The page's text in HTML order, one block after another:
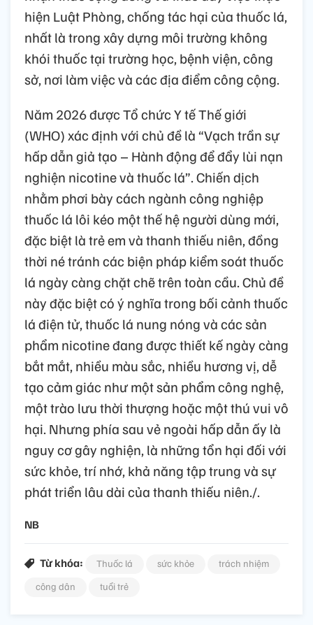
hiện Luật Phòng, chống tác hại của thuốc lá,
nhất là trong xây dựng môi trường không
khói thuốc tại trường học, bệnh viện, công
sở, nơi làm việc và các địa điểm công cộng.
Năm 2026 được Tổ chức Y tế Thế giới
(WHO) xác định với chủ đề là “Vạch trần sự
hấp dẫn giả tạo – Hành động để đẩy lùi nạn
nghiện nicotine và thuốc lá”. Chiến dịch
nhằm phơi bày cách ngành công nghiệp
thuốc lá lôi kéo một thế hệ người dùng mới,
đặc biệt là trẻ em và thanh thiếu niên, đồng
thời né tránh các biện pháp kiểm soát thuốc
lá ngày càng chặt chẽ trên toàn cầu. Chủ đề
này đặc biệt có ý nghĩa trong bối cảnh thuốc
lá điện tử, thuốc lá nung nóng và các sản
phẩm nicotine đang được thiết kế ngày càng
bắt mắt, nhiều màu sắc, nhiều hương vị, dễ
tạo cảm giác như một sản phẩm công nghệ,
một trào lưu thời thượng hoặc một thú vui vô
hại. Nhưng phía sau vẻ ngoài hấp dẫn ấy là
nguy cơ gây nghiện, là những tổn hại đối với
sức khỏe, trí nhớ, khả năng tập trung và sự
phát triển lâu dài của thanh thiếu niên./.
NB
Từ khóa: Thuốc lá sức khỏe
trách nhiệm
công dân
tuổi trẻ